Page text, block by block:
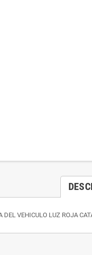
DEL VEHICULO LUZ ROJA